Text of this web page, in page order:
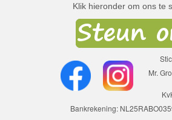
Klik hieronder om ons te
Mr.
Bankrekening: